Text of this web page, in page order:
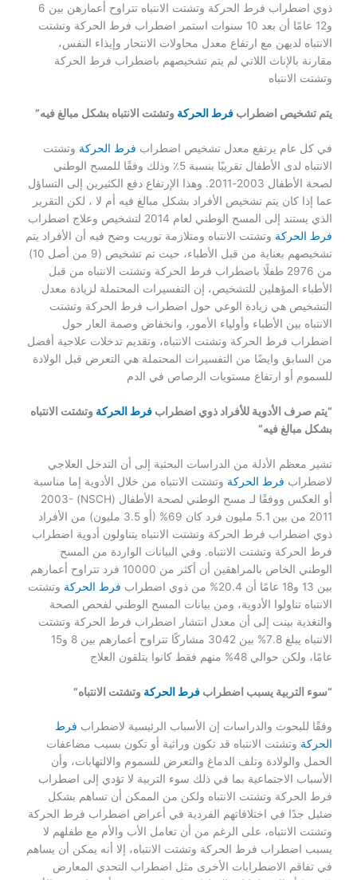
ذوي اضطراب فرط الحركة وتشتت الانتباه تتراوح أعمارهن بين 6
و12 عامًا أن بعد 10 سنوات استمر اضطراب فرط الحركة وتشتت
الانتباه لديهن مع ارتفاع معدل محاولات الانتحار وإيذاء النفس،
مقارنة بالإناث اللاتي لم يتم تشخيصهم باضطراب فرط الحركة
وتشتت الانتباه
يتم تشخيص اضطرابفرط الحركة وتشتت الانتباه بشكل مبالغ فيه”
في كل عام يرتفع معدل تشخيص اضطراب فرط الحركة وتشتت
الانتباه لدى الأطفال تقريبًا بنسبة 5٪ وذلك وفقًا للمسح الوطني
لصحة الأطفال 2003-2011. وهذا الإرتفاع دفع الكثيرين إلى التساؤل
عما إذا كان يتم تشخيص الأفراد بشكل مبالغ فيه أم لا ، لكن التقرير
الذي يستند إلى المسح الوطني لعام 2014 لتشخيص وعلاج اضطراب
فرط الحركة وتشتت الانتباه ومتلازمة توريت وضح فيه أن الأفراد يتم
تشخيصهم بعناية من قبل الأطباء، حيث تم تشخيص (9 من أصل 10)
من 2976 طفلًا باضطراب فرط الحركة وتشتت الانتباه من قبل
الأطباء المؤهلين للتشخيص، إن التفسيرات المحتملة لزيادة معدل
التشخيص هي زيادة الوعي حول اضطراب فرط الحركة وتشتت
الانتباه بين الأطباء وأولياء الأمور، وانخفاض وصمة العار حول
اضطراب فرط الحركة وتشتت الانتباه، وتقديم تدخلات علاجية أفضل
من السابق وايضًا من التفسيرات المحتملة هي التعرض قبل الولادة
للسموم أو ارتفاع مستويات الرصاص في الدم
“يتم صرف الأدوية للأفراد ذوي اضطرابفرط الحركة وتشتت الانتباه
بشكل مبالغ فيه”
تشير معظم الأدلة من الدراسات البحثية إلى أن التدخل العلاجي
لاضطراب فرط الحركة وتشتت الانتباه من خلال الأدوية إما مناسبة
أو العكس ووفقًا لـ مسح الوطني لصحة الأطفال (NSCH) 2003-
2011 من بين 5.1 مليون فرد كان 69% (أو 3.5 مليون) من الأفراد
ذوي اضطراب فرط الحركة وتشتت الانتباه يتناولون أدوية اضطراب
فرط الحركة وتشتت الانتباه. وفي البيانات الواردة من المسح
الوطني الخاص بالمراهقين أن أكثر من 10000 فرد تتراوح أعمارهم
بين 13 و18 عامًا أن 20.4% من ذوي اضطراب
فرط الحركة وتشتت
الانتباه تناولوا الأدوية، ومن بيانات المسح الوطني لفحص الصحة
والتغذية بينت إلى أن معدل انتشار اضطراب فرط الحركة وتشتت
الانتباه يبلغ 7.8% بين 3042 مشاركًا تتراوح أعمارهم بين 8 و15
عامًا، ولكن حوالي 48% منهم فقط كانوا يتلقون العلاج
“سوء التربية يسبب اضطرابفرط الحركة وتشتت الانتباه”
وفقًا للبحوث والدراسات إن الأسباب الرئيسية لاضطراب فرط
الحركة وتشتت الانتباه قد تكون وراثية أو تكون بسبب مضاعفات
الحمل والولادة وتلف الدماغ والتعرض للسموم والالتهابات، وأن
الأسباب الاجتماعية بما في ذلك سوء التربية لا تؤدي إلى اضطراب
فرط الحركة وتشتت الانتباه ولكن من الممكن أن تساهم بشكل
ضئيل جدًا في اختلافاتهم الفردية في أعراض اضطراب فرط الحركة
وتشتت الانتباه، على الرغم من أن تعامل الأب والأم مع طفلهم لا
يسبب اضطراب فرط الحركة وتشتت الانتباه، إلا أنه يمكن أن يساهم
في تفاقم الاضطرابات الأخرى مثل اضطراب التحدي المعارض